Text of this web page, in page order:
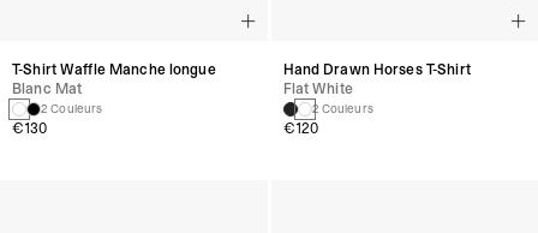
T-Shirt Waffle Manche longue
Blanc Mat
2 Couleurs
€130
Hand Drawn Horses T-Shirt
Flat White
2 Couleurs
€120